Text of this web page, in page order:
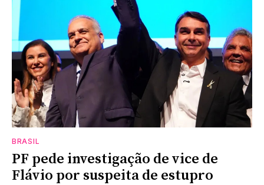
BRASIL
PF pede investigação de vice de
Flávio por suspeita de estupro